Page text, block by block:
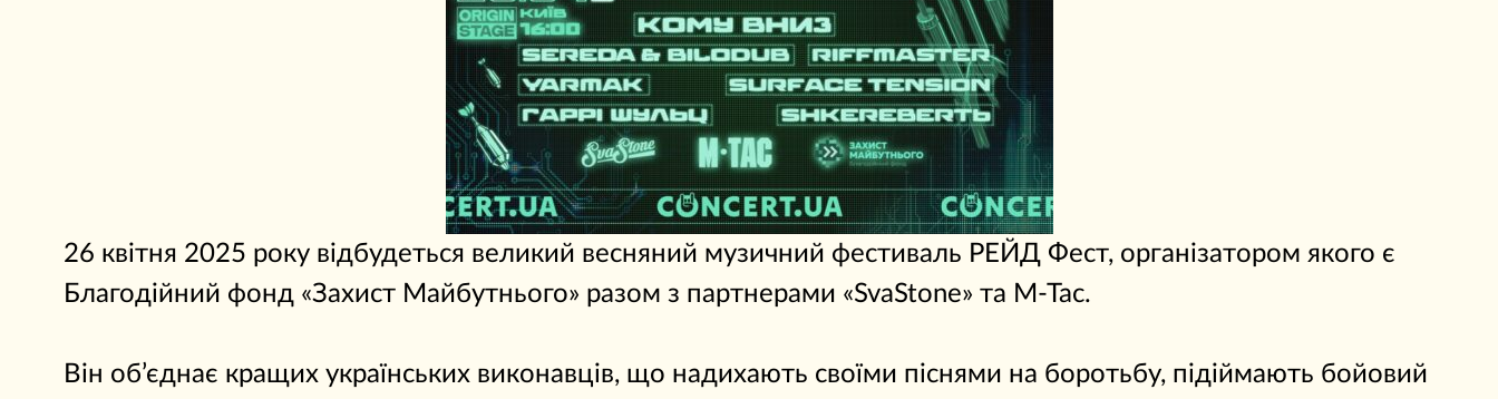
26 квітня 2025 року відбудеться великий весняний музичний фестиваль РЕЙД Фест, організатором якого є
Благодійний фонд «Захист Майбутнього» разом з партнерами «SvaStone» та M-Tac.
Він об’єднає кращих українських виконавців, що надихають своїми піснями на боротьбу, підіймають бойовий